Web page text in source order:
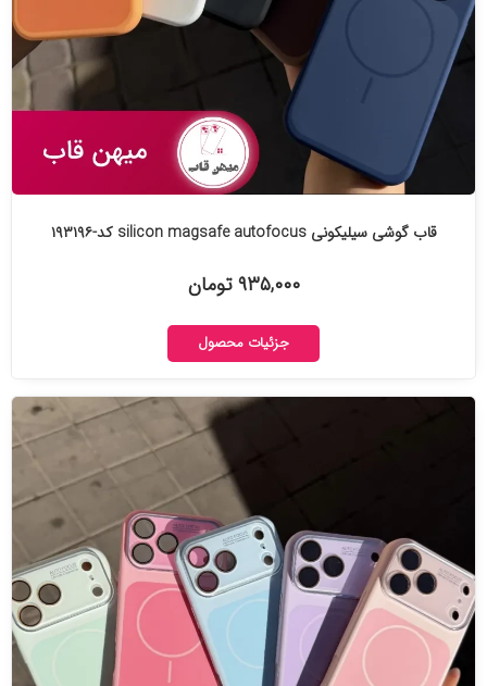
قاب گوشی سیلیکونی silicon magsafe autofocus کد-۱۹۳۱۹۶
۹۳۵,۰۰۰ تومان
جزئیات محصول